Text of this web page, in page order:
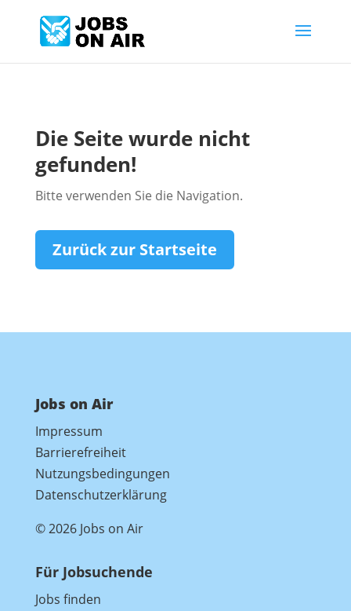
Die Seite wurde nicht
gefunden!
Bitte verwenden Sie die Navigation.
Zurück zur Startseite
Jobs on Air
Impressum
Barrierefreiheit
Nutzungsbedingungen
Datenschutzerklärung
© 2026 Jobs on Air
Für Jobsuchende
Jobs finden